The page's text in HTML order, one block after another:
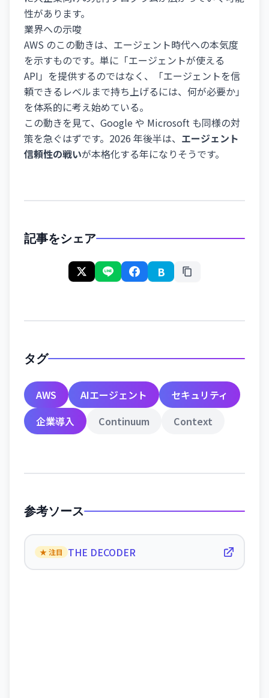
性があります。
業界への示唆
AWS のこの動きは、エージェント時代への本気度
を示すものです。単に「エージェントが使える
API」を提供するのではなく、「エージェントを信
頼できるレベルまで持ち上げるには、何が必要か」
を体系的に考え始めている。
この動きを見て、Google や Microsoft も同様の対
策を急ぐはずです。2026 年後半は、 エージェント
信頼性の戦いが本格化する年になりそうです。
記事をシェア
B
タグ
AWS AIエージェント
セキュリティ
企業導入
Continuum Context
参考ソース
★ 注目 THE DECODER